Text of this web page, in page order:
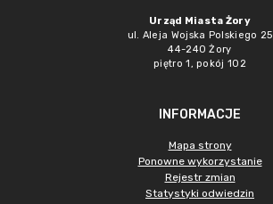
Urząd Miasta Żory
ul. Aleja Wojska Polskiego 25
44-240 Żory
piętro 1, pokój 102
INFORMACJE
Mapa strony
Ponowne wykorzystanie
Rejestr zmian
Statystyki odwiedzin